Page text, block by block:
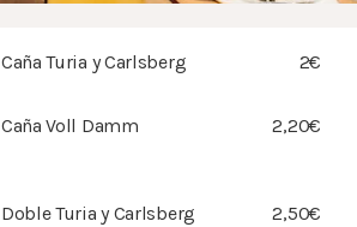
Caña Turia y Carlsberg 2€
Caña Voll Damm 2,20€
Doble Turia y Carlsberg 2,50€